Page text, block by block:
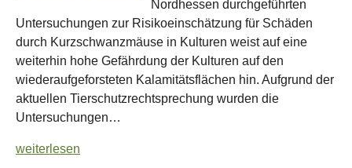
Nordhessen durchgeführten
Untersuchungen zur Risikoeinschätzung für Schäden
durch Kurzschwanzmäuse in Kulturen weist auf eine
weiterhin hohe Gefährdung der Kulturen auf den
wiederaufgeforsteten Kalamitätsflächen hin. Aufgrund der
aktuellen Tierschutzrechtsprechung wurden die
Untersuchungen…
weiterlesen